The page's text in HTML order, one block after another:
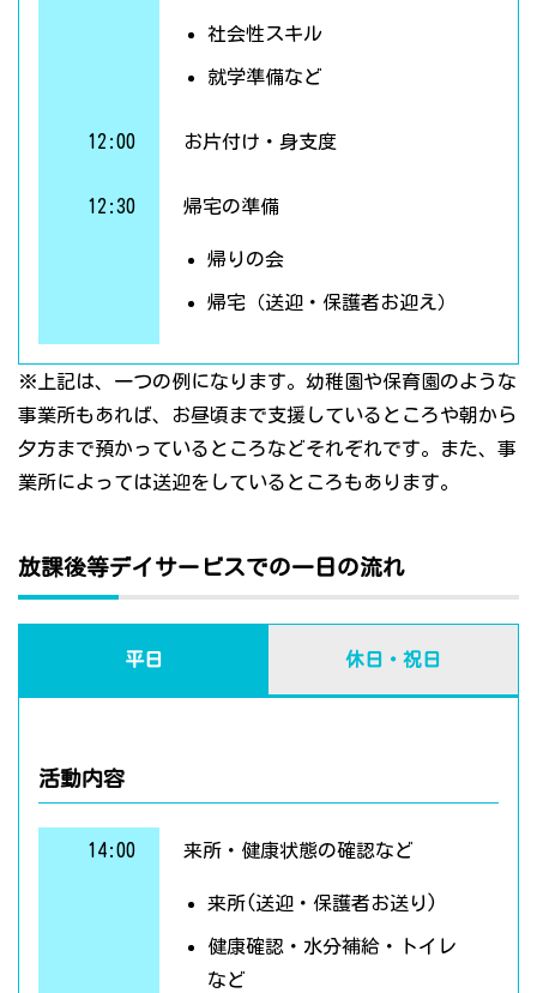
社会性スキル
就学準備など
12:00 お片付け・身支度
12:30 帰宅の準備
帰りの会
帰宅（送迎・保護者お迎え）
※上記は、一つの例になります。幼稚園や保育園のような
事業所もあれば、お昼頃まで支援しているところや朝から
夕方まで預かっているところなどそれぞれです。また、事
業所によっては送迎をしているところもあります。
放課後等デイサービスでの一日の流れ
平日 休日・祝日
活動内容
14:00 来所・健康状態の確認など
来所(送迎・保護者お送り)
健康確認・水分補給・トイレ
など